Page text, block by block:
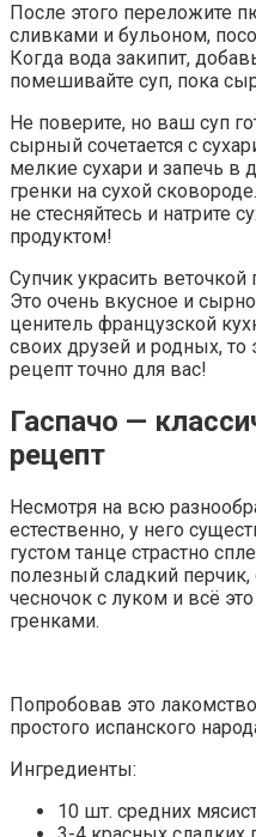
После этого переложите
сливками и бульоном,
Когда вода закипит,
помешивайте суп, пока
Не поверите, но ваш суп
сырный сочетается с
мелкие сухари и запечь в
гренки на сухой
не стесняйтесь и натрите
продуктом!
Супчик украсить
Это очень вкусное и
ценитель французской
своих друзей и родных, то
рецепт точно для вас!
Гаспачо —
рецепт
Несмотря на всю
естественно, у него
густом танце страстно
полезный сладкий
чесночок с луком и всё
гренками.
Попробовав это
простого испанского
Ингредиенты:
10 шт. средних